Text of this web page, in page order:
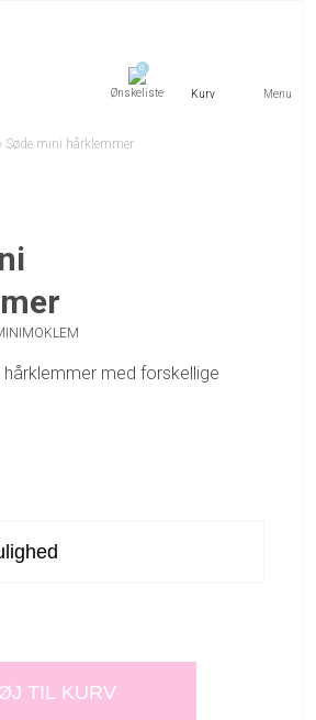
0
Menu
Søde mini hårklemmer
med forskellige
TIL KURV